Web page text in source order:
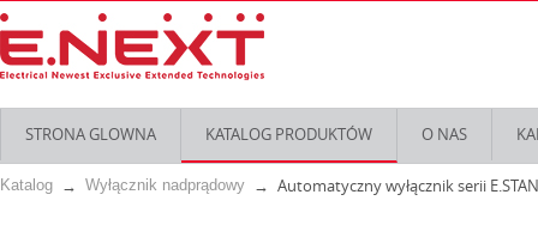
STRONA GLOWNA KATALOG PRODUKTÓW O NAS
Katalog Wyłącznik nadprądowy Automatyczny wyłącznik serii